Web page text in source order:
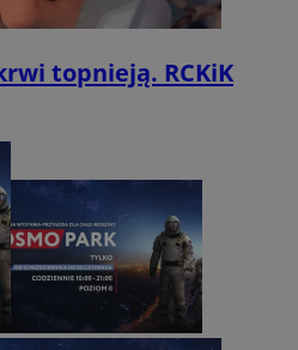
topnieją. RCKiK